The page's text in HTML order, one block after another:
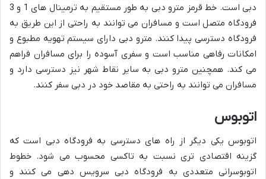
دبی است. خط قرمز مترو دبی به طور مستقیم به ترمینال های 1 و 3
فرودگاه متصل است و مسافران می توانند به راحتی از این طریق به
فرودگاه دسترسی پیدا کنند. مترو دبی دارای سیستم تهویه مطبوع و
امکانات رفاهی مناسب است و سفری آسوده را برای مسافران فراهم
می کند. همچنین مترو دبی به سایر نقاط شهر نیز دسترسی دارد و
مسافران می توانند به راحتی به مقاصد خود در دبی سفر کنند.
اتوبوس
اتوبوس یکی دیگر از راه های دسترسی به فرودگاه دبی است که
گزینه اقتصادی تری نسبت به تاکسی محسوب می شود. خطوط
اتوبوسرانی متعددی به فرودگاه دبی سرویس دهی می کنند و